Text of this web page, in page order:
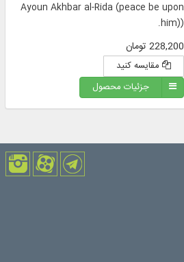
Ayoun Akhbar al-Rida (peace be upon
him)).
228,200 تومان
مقایسه کنید
جزئیات محصول